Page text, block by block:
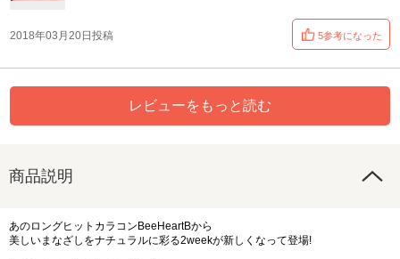
2018年03月20日投稿 5参考になった
レビューをもっと読む
商品説明
あのロングヒットカラコンBeeHeartBから
美しいまなざしをナチュラルに彩る2weekが新しくなって登場!